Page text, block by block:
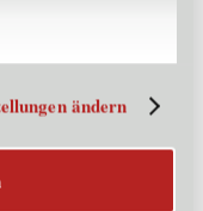
ändern
Faktoren (z. B. ein